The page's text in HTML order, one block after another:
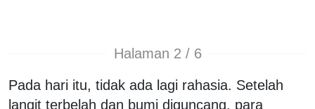
Halaman 2 / 6
Pada hari itu, tidak ada lagi rahasia. Setelah
langit terbelah dan bumi diguncang, para